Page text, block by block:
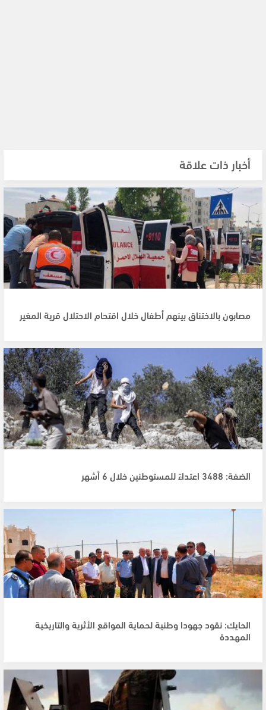
أخبار ذات علاقة
مصابون بالاختناق بينهم أطفال خلال اقتحام الاحتلال قرية المغير
الضفة: 3488 اعتداءً للمستوطنين خلال 6 أشهر
الحايك: نقود جهودا وطنية لحماية المواقع الأثرية والتاريخية
المهددة